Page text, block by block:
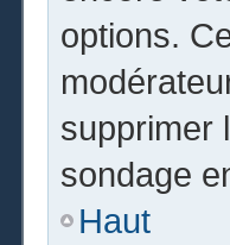
options.
supprimer
sondage
Haut